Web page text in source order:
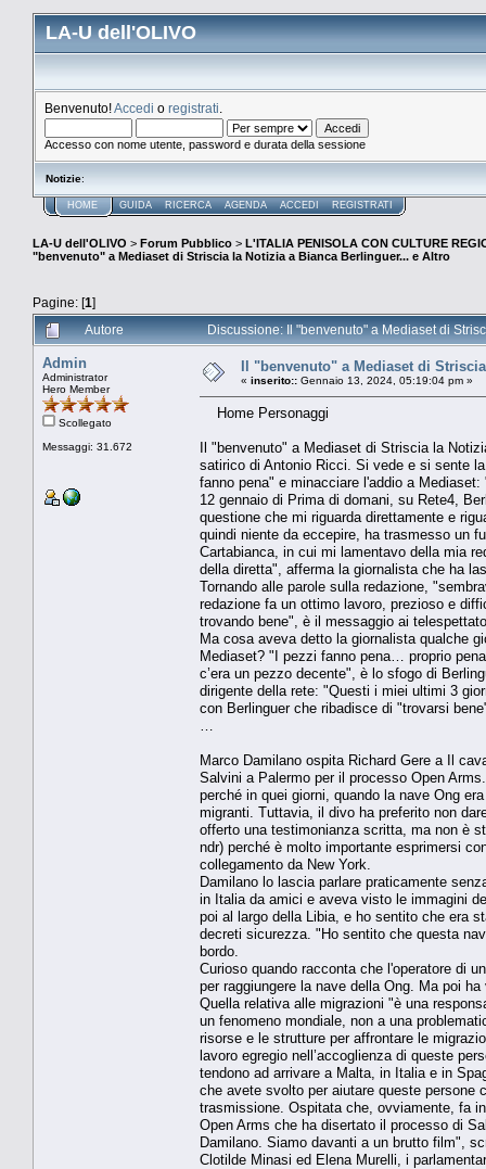
LA-U dell'OLIVO
Benvenuto!Accedi o registrati
Accesso con nome utente, password e durata della sessione
Notizie:
HOME GUIDA RICERCA AGENDA ACCEDI REGISTRATI
LA-U dell'OLIVO > Forum Pubblico > L'ITALIA PENISOLA CON CULTURE
"benvenuto" a Mediaset di Striscia la Notizia a Bianca Berlinguer... e Altro
Pagine: [1]
Autore
Discussione: Il "benvenuto" a Mediaset di
Admin
Administrator
Hero Member
Scollegato
Messaggi: 31.672
Il "benvenuto" a Mediaset di
« inserito:: Gennaio 13, 2024, 05:19:04 pm »
Home Personaggi
Il "benvenuto" a Mediaset di Striscia la
satirico di Antonio Ricci. Si vede e si sente
fanno pena" e minacciare l'addio a
12 gennaio di Prima di domani, su Rete4,
questione che mi riguarda direttamente e
quindi niente da eccepire, ha trasmesso un
Cartabianca, in cui mi lamentavo della mia
della diretta", afferma la giornalista che ha
Tornando alle parole sulla redazione,
redazione fa un ottimo lavoro, prezioso e
trovando bene", è il messaggio ai
Ma cosa aveva detto la giornalista qualche
Mediaset? "I pezzi fanno pena… proprio
c’era un pezzo decente", è lo sfogo di
dirigente della rete: "Questi i miei ultimi 3
con Berlinguer che ribadisce di "trovarsi
Marco Damilano ospita Richard Gere a Il
Salvini a Palermo per il processo Open
perché in quei giorni, quando la nave Ong
migranti. Tuttavia, il divo ha preferito non
offerto una testimonianza scritta, ma non è
ndr) perché è molto importante esprimersi
collegamento da New York.
Damilano lo lascia parlare praticamente
in Italia da amici e aveva visto le immagini
poi al largo della Libia, e ho sentito che era
decreti sicurezza. "Ho sentito che questa
bordo.
Curioso quando racconta che l'operatore di
per raggiungere la nave della Ong. Ma poi
Quella relativa alle migrazioni "è una
un fenomeno mondiale, non a una
risorse e le strutture per affrontare le
lavoro egregio nell’accoglienza di queste
tendono ad arrivare a Malta, in Italia e in
che avete svolto per aiutare queste persone
trasmissione. Ospitata che, ovviamente, fa
Open Arms che ha disertato il processo di
Damilano. Siamo davanti a un brutto film",
Clotilde Minasi ed Elena Murelli, i